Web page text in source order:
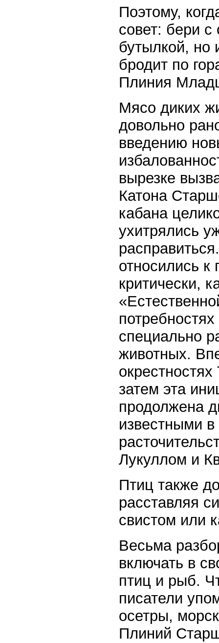
Поэтому,
совет: бери с
бутылкой, но
бродит по
Плиния
Мясо диких
довольно
введению
вырезке
Катона
кабана
ухитрялись
относились
критически,
специально
животных.
затем эта
продолжена
известными
Лукуллом и
Птиц также
расставляя
свистом или
Весьма
включать в
птиц и рыб.
писатели
осетры,
Плиний